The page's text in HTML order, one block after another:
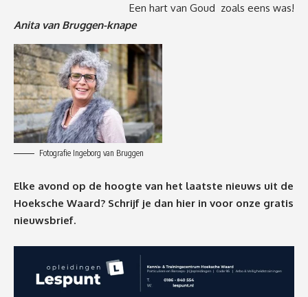
Een hart van Goud zoals eens was!
Anita van Bruggen-knape
Fotografie Ingeborg van Bruggen
Elke avond op de hoogte van het laatste nieuws uit de
Hoeksche Waard? Schrijf je dan hier in voor onze gratis
nieuwsbrief.